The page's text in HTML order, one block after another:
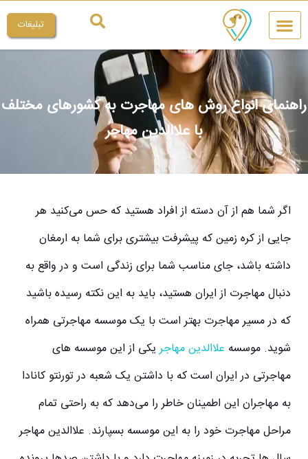
تبلیغات
راهنمای انواع روش های مهاجرت به کشورهای مختلف
با علاالدین مهاجر
اگر شما هم از آن دسته از افراد هستید که حس می‌کنید هر
جایی از کره زمین که پیشرفت بیشتری برای شما به ارمغان
داشته باشد، جای مناسب شما برای زندگی است و در واقع به
دنبال مهاجرت از ایران هستید، باید به این نکته رسیده باشید
که در مسیر مهاجرت بهتر است با یک موسسه مهاجرتی همراه
شوید. موسسه علاالدین مهاجریکی از این موسسه های
مهاجرتی در ایران است که با داشتن یک شعبه در تورنتو کانادا
به مهاجران این اطمینان خاطر را می‌دهد که به راحتی تمام
مراحل مهاجرت خود را به این موسسه بسپارند. علاالدین مهاجر